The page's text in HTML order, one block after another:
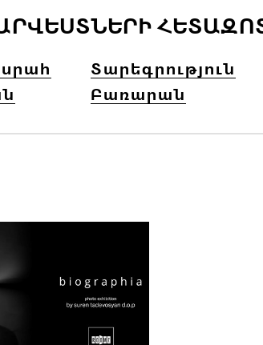
Տարեգրություն
Բառարան